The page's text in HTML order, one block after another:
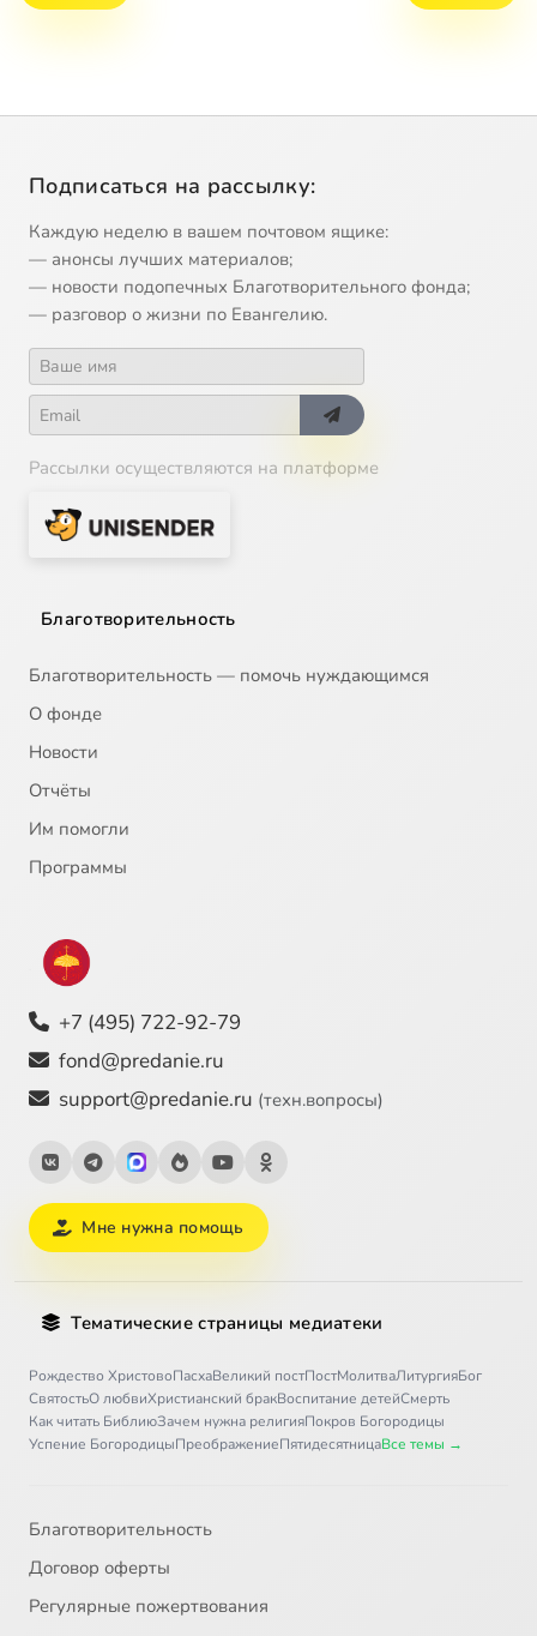
Подписаться на рассылку:
Каждую неделю в вашем почтовом ящике:
— анонсы лучших материалов;
— новости подопечных Благотворительного фонда;
— разговор о жизни по Евангелию.
Рассылки осуществляются на платформе
Благотворительность
Благотворительность — помочь нуждающимся
О фонде
Новости
Отчёты
Им помогли
Программы
+7 (495) 722-92-79
fond@predanie.ru
support@predanie.ru (техн.вопросы)
Мне нужна помощь
Тематические страницы медиатеки
Рождество ХристовоПасхаВеликий постПостМолитваЛитургияБог
СвятостьО любвиХристианский бракВоспитание детейСмерть
Как читать БиблиюЗачем нужна религияПокров Богородицы
Успение БогородицыПреображениеПятидесятницаВсе темы →
Благотворительность
Договор оферты
Регулярные пожертвования